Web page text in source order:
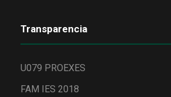
Transparencia
U079 PROEXES
FAM IES 2018